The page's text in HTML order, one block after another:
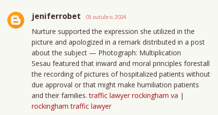
jeniferrobet 01 outubro, 2024
Nurture supported the expression she utilized in the
picture and apologized in a remark distributed in a post
about the subject — Photograph: Multiplication
Sesau featured that inward and moral principles forestall
the recording of pictures of hospitalized patients without
due approval or that might make humiliation patients
and their families.traffic lawyer rockingham va |
rockingham traffic lawyer